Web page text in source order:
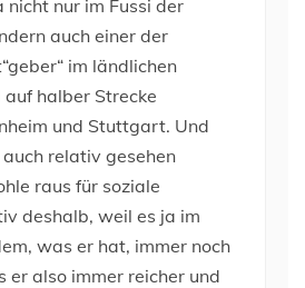
nicht nur im Fussi der
auch einer der
im ländlichen
halber Strecke
und Stuttgart. Und
relativ gesehen
raus für soziale
deshalb, weil es ja im
was er hat, immer noch
er also immer reicher und